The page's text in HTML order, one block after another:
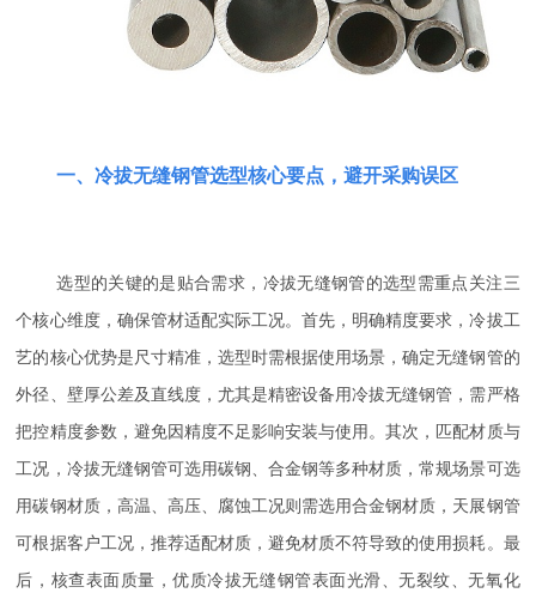
一、冷拔无缝钢管选型核心要点，避开采购误区
选型的关键的是贴合需求，冷拔无缝钢管的选型需重点关注三
个核心维度，确保管材适配实际工况。首先，明确精度要求，冷拔工
艺的核心优势是尺寸精准，选型时需根据使用场景，确定无缝钢管的
外径、壁厚公差及直线度，尤其是精密设备用冷拔无缝钢管，需严格
把控精度参数，避免因精度不足影响安装与使用。其次，匹配材质与
工况，冷拔无缝钢管可选用碳钢、合金钢等多种材质，常规场景可选
用碳钢材质，高温、高压、腐蚀工况则需选用合金钢材质，天展钢管
可根据客户工况，推荐适配材质，避免材质不符导致的使用损耗。最
后，核查表面质量，优质冷拔无缝钢管表面光滑、无裂纹、无氧化